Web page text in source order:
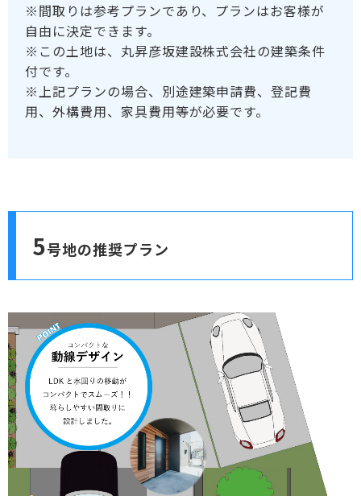
※間取りは参考プランであり、プランはお客様が
自由に決定できます。
※この土地は、丸昇彦坂建設株式会社の建築条件
付です。
※上記プランの場合、別途建築申請費、登記費
用、外構費用、家具費用等が必要です。
5号地の推奨プラン